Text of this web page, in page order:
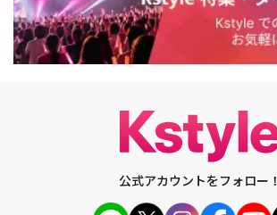
公式アカウントをフォロー！